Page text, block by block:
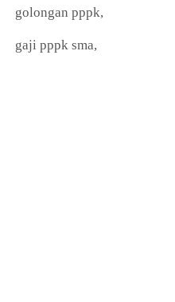
golongan pppk,
gaji pppk sma,